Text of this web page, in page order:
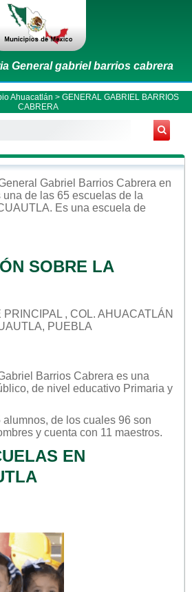
General gabriel barrios cabrera
Ahuacatlán > GENERAL GABRIEL BARRIOS
CABRERA
Gabriel Barrios Cabrera en
una de las 65 escuelas de la
. Es una escuela de
SOBRE LA
, COL. AHUACATLÁN
PUEBLA
Barrios Cabrera es una
, de nivel educativo Primaria y
alumnos, de los cuales 96 son
y cuenta con 11 maestros.
EN